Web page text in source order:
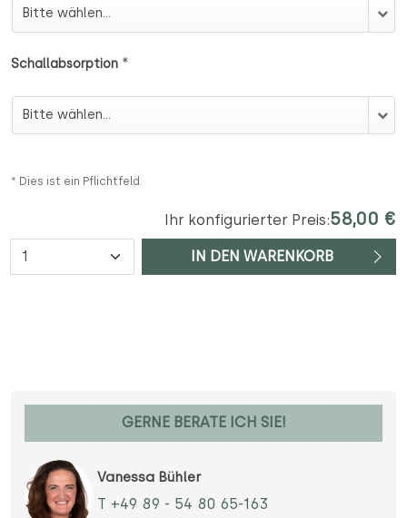
Wandbefestigung
Schallabsorption *
Schallabsorption
* Dies ist ein Pflichtfeld.
Ihr konfigurierter Preis:58,00 €
Anzahl IN DEN WARENKORB
GERNE BERATE ICH SIE!
Vanessa Bühler
T +49 89 - 54 80 65-163